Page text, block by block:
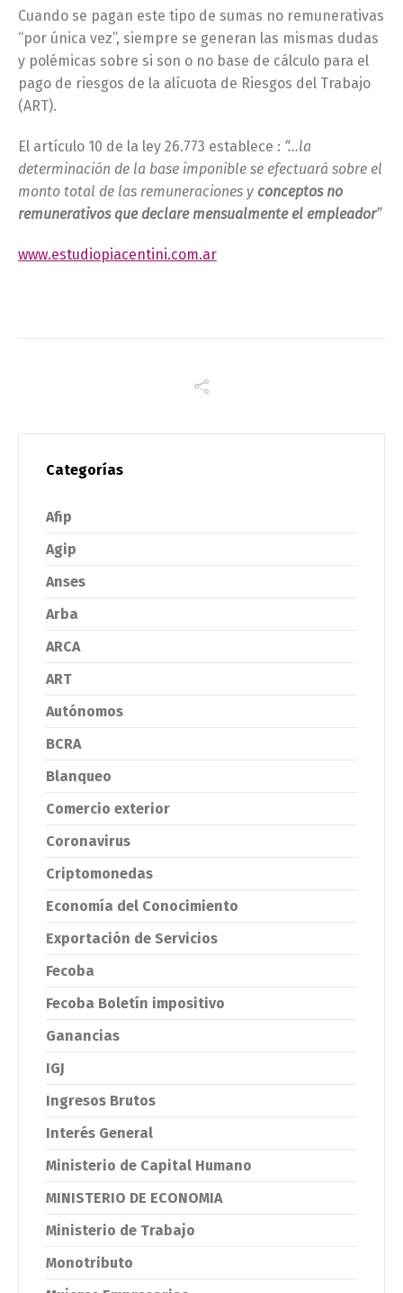
Cuando se pagan este tipo de sumas no remunerativas
“por única vez”, siempre se generan las mismas dudas
y polémicas sobre si son o no base de cálculo para el
pago de riesgos de la alícuota de Riesgos del Trabajo
(ART).
El artículo 10 de la ley 26.773 establece : “…la
determinación de la base imponible se efectuará sobre el
monto total de las remuneraciones y conceptos no
remunerativos que declare mensualmente el empleador”
www.estudiopiacentini.com.ar
Categorías
Afip
Agip
Anses
Arba
ARCA
ART
Autónomos
BCRA
Blanqueo
Comercio exterior
Coronavirus
Criptomonedas
Economía del Conocimiento
Exportación de Servicios
Fecoba
Fecoba Boletín impositivo
Ganancias
IGJ
Ingresos Brutos
Interés General
Ministerio de Capital Humano
MINISTERIO DE ECONOMIA
Ministerio de Trabajo
Monotributo